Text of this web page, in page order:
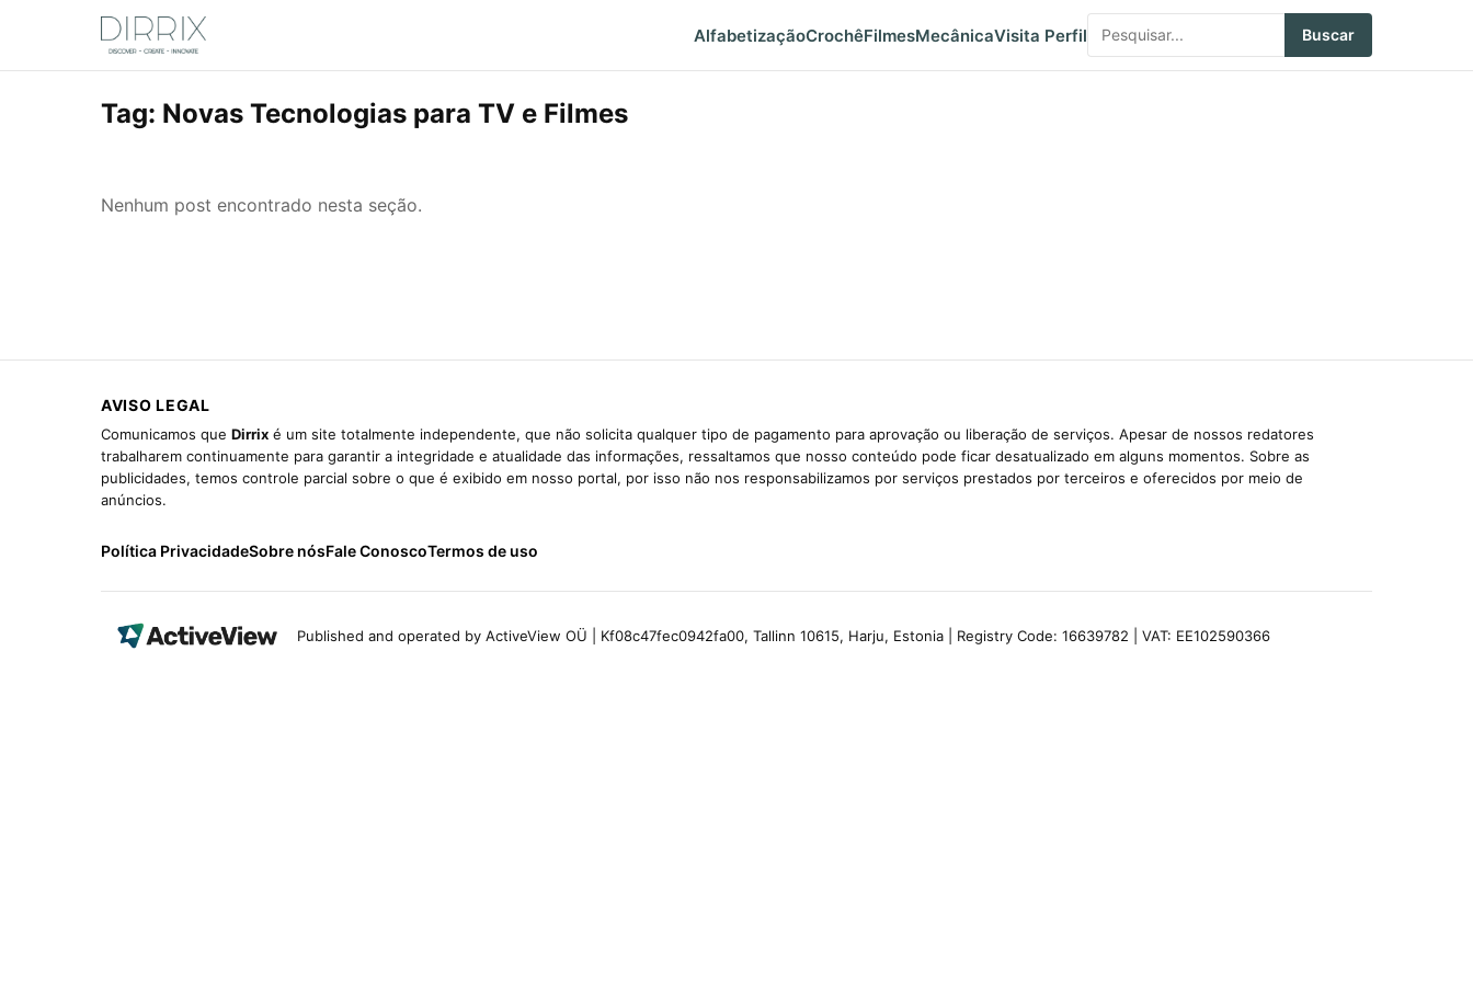
AlfabetizaçãoCrochêFilmesMecânicaVisita Perfil Buscar
Tag: Novas Tecnologias para TV e Filmes
Nenhum post encontrado nesta seção.
AVISO LEGAL
Comunicamos que Dirrix é um site totalmente independente, que não solicita qualquer tipo de pagamento para aprovação ou liberação de serviços. Apesar de nossos redatores
trabalharem continuamente para garantir a integridade e atualidade das informações, ressaltamos que nosso conteúdo pode ficar desatualizado em alguns momentos. Sobre as
publicidades, temos controle parcial sobre o que é exibido em nosso portal, por isso não nos responsabilizamos por serviços prestados por terceiros e oferecidos por meio de
anúncios.
Política PrivacidadeSobre nósFale ConoscoTermos de uso
Published and operated by ActiveView OÜ | Kf08c47fec0942fa00, Tallinn 10615, Harju, Estonia | Registry Code: 16639782 | VAT: EE102590366